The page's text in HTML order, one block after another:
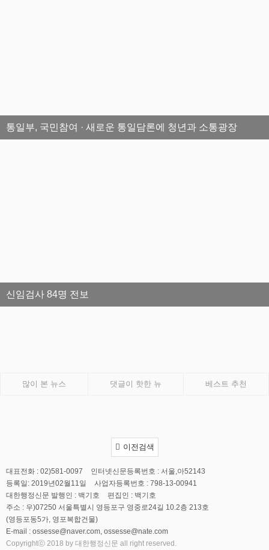
통일부, 국민참여 · 새로운 통일담론에 청년과 소통광장
신임검사 84명 전보
많이 본 뉴스 댓글이 핫한 뉴 베스트 추천
이전검색
대표전화 : 02)581-0097
인터넷신문등록번호 : 서울,아52143
등록일: 2019년02월11일
사업자등록번호 : 798-13-00941
대한행정신문 발행인 : 백기호
편집인 : 백기호
주소 : 우)07250 서울특별시 영등포구 영중로24길 10.2층 213호
(영등포동5가, 영포복합건물)
E-mail : ossesse@naver.com, ossesse@nate.com
Copyrightⓒ 2018 by 대한행정신문 all right reserved.